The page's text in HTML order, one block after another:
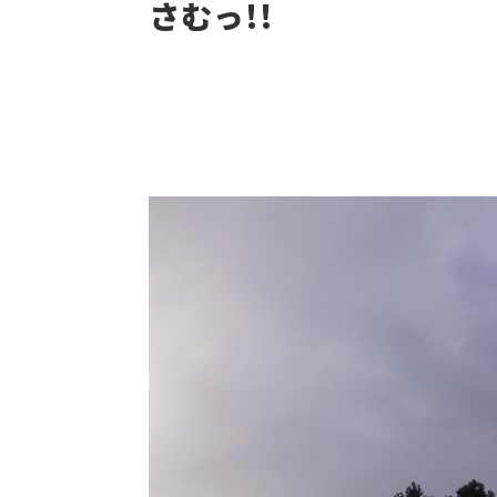
さむっ!!